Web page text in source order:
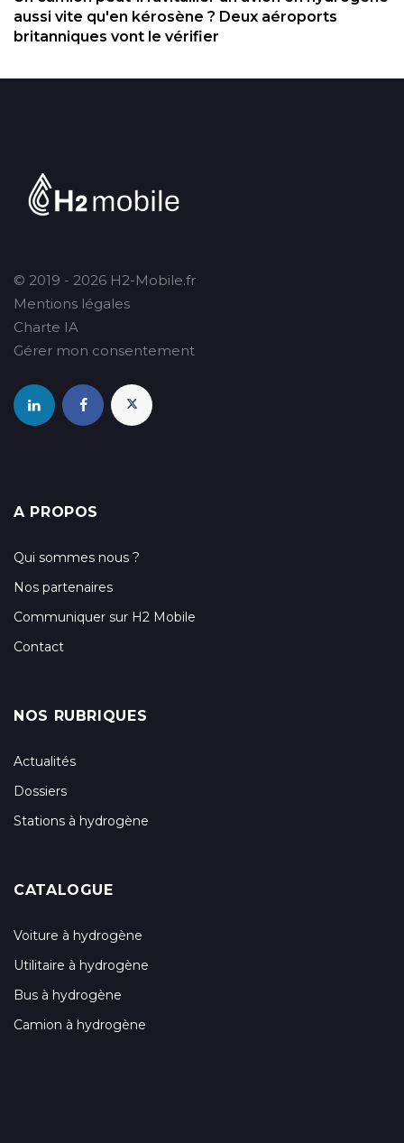
aussi vite qu'en kérosène ? Deux aéroports
britanniques vont le vérifier
© 2019 - 2026 H2-Mobile.fr
Mentions légales
Charte IA
Gérer mon consentement
A PROPOS
Qui sommes nous ?
Nos partenaires
Communiquer sur H2 Mobile
Contact
NOS RUBRIQUES
Actualités
Dossiers
Stations à hydrogène
CATALOGUE
Voiture à hydrogène
Utilitaire à hydrogène
Bus à hydrogène
Camion à hydrogène